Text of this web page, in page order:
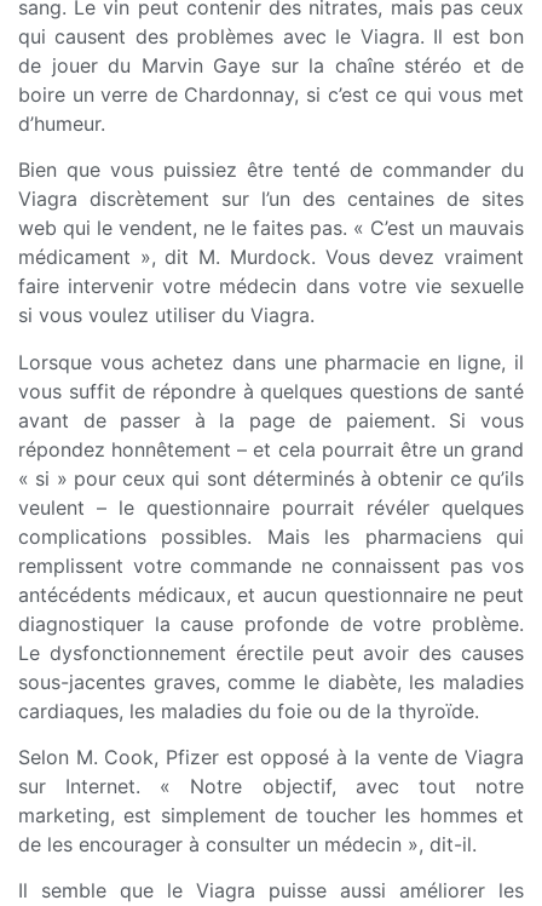
sang. Le vin peut contenir des nitrates, mais pas ceux
qui causent des problèmes avec le Viagra. Il est bon
de jouer du Marvin Gaye sur la chaîne stéréo et de
boire un verre de Chardonnay, si c’est ce qui vous met
d’humeur.
Bien que vous puissiez être tenté de commander du
Viagra discrètement sur l’un des centaines de sites
web qui le vendent, ne le faites pas. « C’est un mauvais
médicament », dit M. Murdock. Vous devez vraiment
faire intervenir votre médecin dans votre vie sexuelle
si vous voulez utiliser du Viagra.
Lorsque vous achetez dans une pharmacie en ligne, il
vous suffit de répondre à quelques questions de santé
avant de passer à la page de paiement. Si vous
répondez honnêtement – et cela pourrait être un grand
« si » pour ceux qui sont déterminés à obtenir ce qu’ils
veulent – le questionnaire pourrait révéler quelques
complications possibles. Mais les pharmaciens qui
remplissent votre commande ne connaissent pas vos
antécédents médicaux, et aucun questionnaire ne peut
diagnostiquer la cause profonde de votre problème.
Le dysfonctionnement érectile peut avoir des causes
sous-jacentes graves, comme le diabète, les maladies
cardiaques, les maladies du foie ou de la thyroïde.
Selon M. Cook, Pfizer est opposé à la vente de Viagra
sur Internet. « Notre objectif, avec tout notre
marketing, est simplement de toucher les hommes et
de les encourager à consulter un médecin », dit-il.
Il semble que le Viagra puisse aussi améliorer les